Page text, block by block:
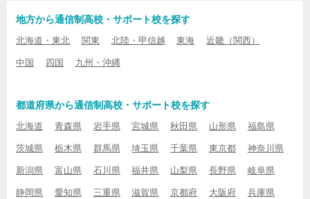
地方から通信制高校・サポート校を探す
北海道・東北 関東 北陸・甲信越 東海 近畿（関西）
中国 四国 九州・沖縄
都道府県から通信制高校・サポート校を探す
北海道 青森県 岩手県 宮城県 秋田県 山形県 福島県
茨城県 栃木県 群馬県 埼玉県 千葉県 東京都 神奈川県
新潟県 富山県 石川県 福井県 山梨県 長野県 岐阜県
静岡県 愛知県 三重県 滋賀県 京都府 大阪府 兵庫県